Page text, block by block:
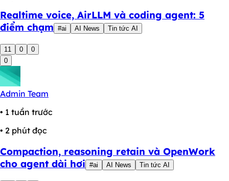
Realtime voice, AirLLM và coding agent: 5
điểm chạm #ai AI News Tin tức AI
11 0
0
0
Admin Team
• 1 tuần trước
• 2 phút đọc
Compaction, reasoning retain và OpenWork
cho agent dài hơi #ai AI News Tin tức AI